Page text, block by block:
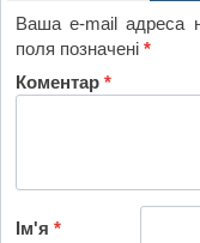
Ваша e-mail адреса
поля позначені*
Коментар*
Ім'я*